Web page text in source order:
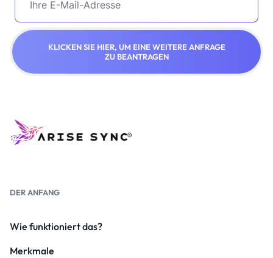
KLICKEN SIE HIER, UM EINE WEITERE ANFRAGE
ZU BEANTRAGEN
DER ANFANG
Wie funktioniert das?
Merkmale